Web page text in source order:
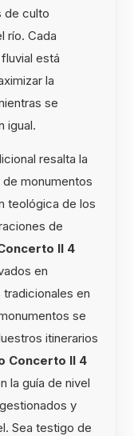
de culto
río. Cada
está
la
se
igual.
resalta la
monumentos
teológica de los
de
II 4
en
en
se
itinerarios
Concerto II 4
la guía de nivel
y
Sea testigo de